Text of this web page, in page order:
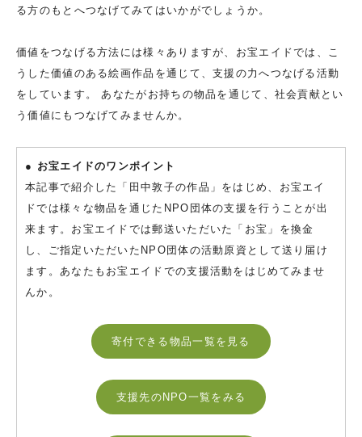
る方のもとへつなげてみてはいかがでしょうか。
価値をつなげる方法には様々ありますが、お宝エイドでは、こ
うした価値のある絵画作品を通じて、支援の力へつなげる活動
をしています。 あなたがお持ちの物品を通じて、社会貢献とい
う価値にもつなげてみませんか。
● お宝エイドのワンポイント
本記事で紹介した「田中敦子の作品」をはじめ、お宝エイ
ドでは様々な物品を通じたNPO団体の支援を行うことが出
来ます。お宝エイドでは郵送いただいた「お宝」を換金
し、ご指定いただいたNPO団体の活動原資として送り届け
ます。あなたもお宝エイドでの支援活動をはじめてみませ
んか。
寄付できる物品一覧を見る
支援先のNPO一覧をみる